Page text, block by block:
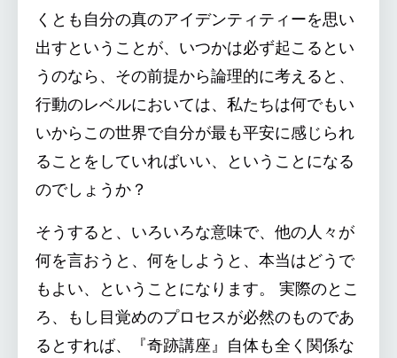
くとも自分の真のアイデンティティーを思い
出すということが、いつかは必ず起こるとい
うのなら、その前提から論理的に考えると、
行動のレベルにおいては、私たちは何でもい
いからこの世界で自分が最も平安に感じられ
ることをしていればいい、ということになる
のでしょうか？
そうすると、いろいろな意味で、他の人々が
何を言おうと、何をしようと、本当はどうで
もよい、ということになります。 実際のとこ
ろ、もし目覚めのプロセスが必然のものであ
るとすれば、『奇跡講座』自体も全く関係な